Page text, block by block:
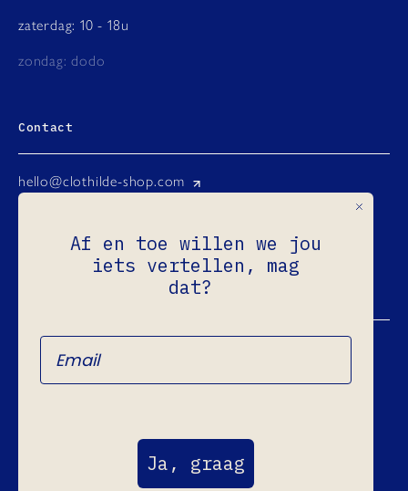
zaterdag: 10 - 18u
zondag: dodo
Contact
hello@clothilde-shop.com
Facebook
Ondernemingsnr.: 0731.965.760
Refund Policy
Af en toe willen we jou
iets vertellen, mag
dat?
Ja, graag